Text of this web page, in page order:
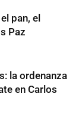
pan, el
Paz
la ordenanza
en Carlos